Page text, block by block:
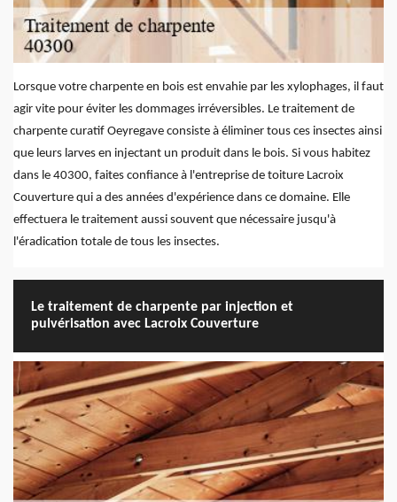
Lorsque votre charpente en bois est envahie par les xylophages, il faut
agir vite pour éviter les dommages irréversibles. Le traitement de
charpente curatif Oeyregave consiste à éliminer tous ces insectes ainsi
que leurs larves en injectant un produit dans le bois. Si vous habitez
dans le 40300, faites confiance à l'entreprise de toiture Lacroix
Couverture qui a des années d'expérience dans ce domaine. Elle
effectuera le traitement aussi souvent que nécessaire jusqu'à
l'éradication totale de tous les insectes.
Le traitement de charpente par injection et
pulvérisation avec Lacroix Couverture